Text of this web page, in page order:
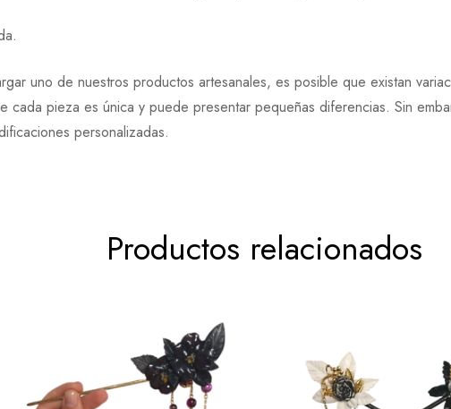
uno de nuestros productos artesanales, es posible que existan
cada pieza es única y puede presentar pequeñas diferencias. Sin
personalizadas.
Productos relacionados